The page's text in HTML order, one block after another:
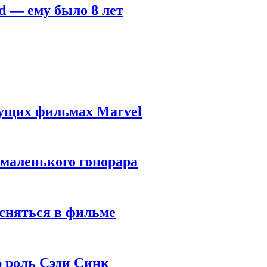
— ему было 8 лет
фильмах Marvel
гонорара
в фильме
роль Сэди Синк